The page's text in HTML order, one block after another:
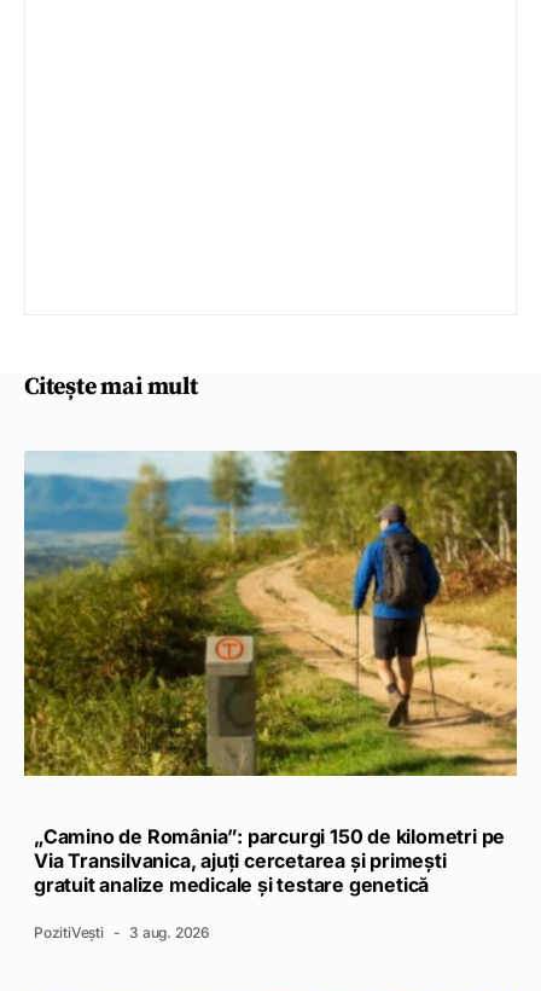
Citește mai mult
„Camino de România”: parcurgi 150 de kilometri pe
Via Transilvanica, ajuți cercetarea și primești
gratuit analize medicale și testare genetică
PozitiVești 3 aug. 2026